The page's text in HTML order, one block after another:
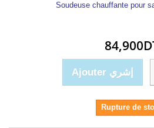
Soudeuse chauffante pour
Ajouter إشري
Rupture de